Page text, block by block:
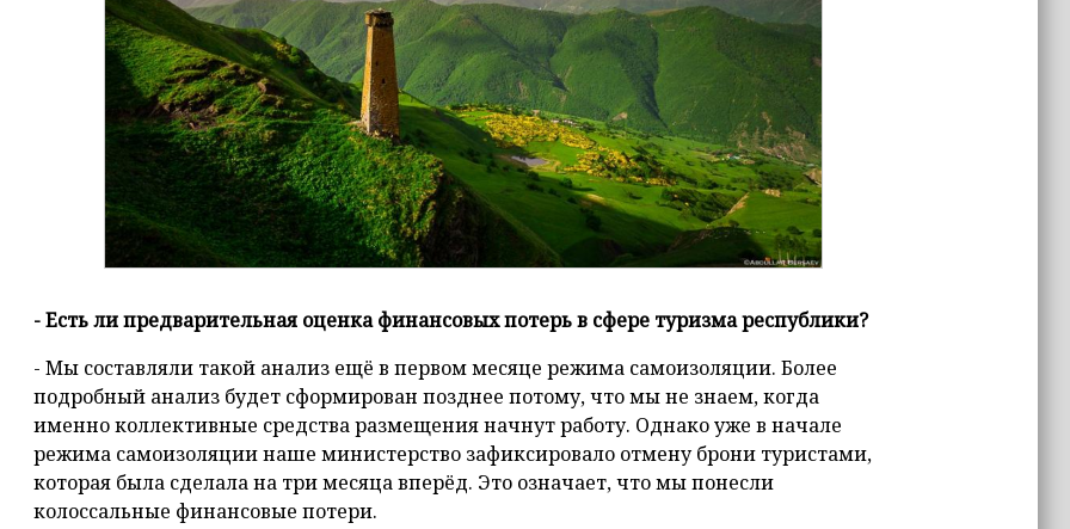
- Есть ли предварительная оценка финансовых потерь в сфере туризма республики?
- Мы составляли такой анализ ещё в первом месяце режима самоизоляции. Более
подробный анализ будет сформирован позднее потому, что мы не знаем, когда
именно коллективные средства размещения начнут работу. Однако уже в начале
режима самоизоляции наше министерство зафиксировало отмену брони туристами,
которая была сделала на три месяца вперёд. Это означает, что мы понесли
колоссальные финансовые потери.